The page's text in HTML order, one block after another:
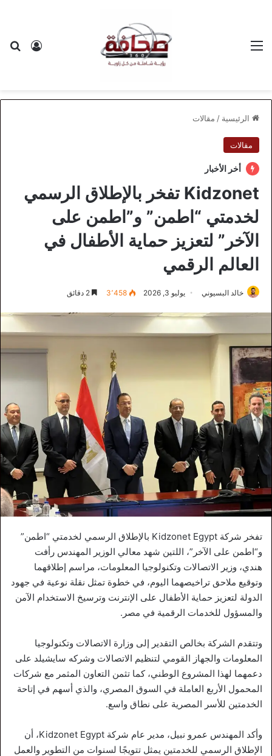
الرئيسية / مقالات
مقالات
أخر الأخبار
Kidzonet تفخر بالإطلاق الرسمي
لخدمتي “اطمن” و”اطمن على
الآخر” لتعزيز حماية الأطفال في
العالم الرقمي
خالد البسيوني يوليو 3, 2026 3٬458
تفخر شركة Kidzonet Egypt بالإطلاق الرسمي لخدمتي “اطمن”
و“اطمن على الآخر”، اللتين شهد معالي الوزير المهندس رأفت
هندي، وزير الاتصالات وتكنولوجيا المعلومات، مراسم إطلاقهما
وتوقيع ملاحق تراخيصهما اليوم، في خطوة تمثل نقلة نوعية في جهود
الدولة لتعزيز حماية الأطفال على الإنترنت وترسيخ الاستخدام الآمن
والمسؤول للخدمات الرقمية في مصر.
وتتقدم الشركة بخالص التقدير إلى وزارة الاتصالات وتكنولوجيا
المعلومات والجهاز القومي لتنظيم الاتصالات وشركه سايشيلد على
دعمهما لهذا المشروع الوطني، كما تثمن التعاون المثمر مع شركات
المحمول الأربع العاملة في السوق المصري، والذي أسهم في إتاحة
الخدمتين للأسر المصرية على نطاق واسع.
وأكد المهندس عمرو نبيل، مدير عام شركة Kidzonet Egypt، أن
الإطلاق الرسمي للخدمتين يمثل تتويجًا لسنوات من التطوير والعمل